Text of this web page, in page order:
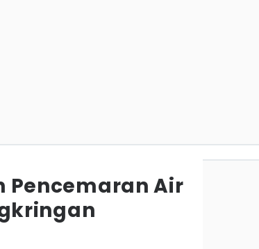
Pencemaran Air